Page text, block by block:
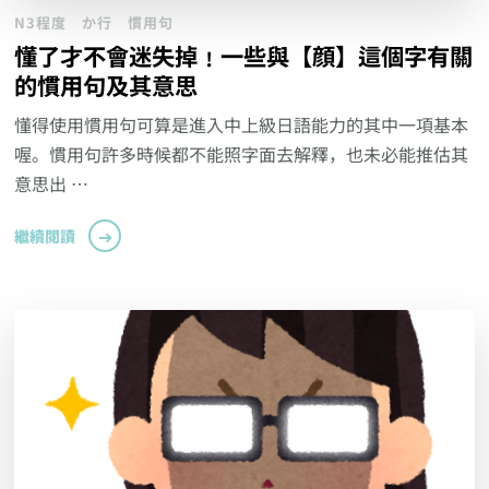
N3程度 か行 慣用句
懂了才不會迷失掉﹗一些與【顔】這個字有關
的慣用句及其意思
懂得使用慣用句可算是進入中上級日語能力的其中一項基本
喔。慣用句許多時候都不能照字面去解釋，也未必能推估其
意思出 …
繼續閱讀